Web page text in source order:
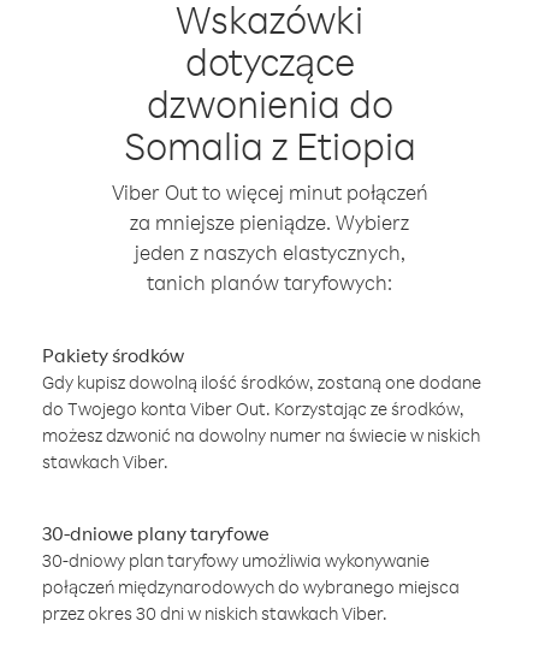
Wskazówki
dotyczące
dzwonienia do
Somalia z Etiopia
Viber Out to więcej minut połączeń
za mniejsze pieniądze. Wybierz
jeden z naszych elastycznych,
tanich planów taryfowych:
Pakiety środków
Gdy kupisz dowolną ilość środków, zostaną one dodane
do Twojego konta Viber Out. Korzystając ze środków,
możesz dzwonić na dowolny numer na świecie w niskich
stawkach Viber.
30-dniowe plany taryfowe
30-dniowy plan taryfowy umożliwia wykonywanie
połączeń międzynarodowych do wybranego miejsca
przez okres 30 dni w niskich stawkach Viber.